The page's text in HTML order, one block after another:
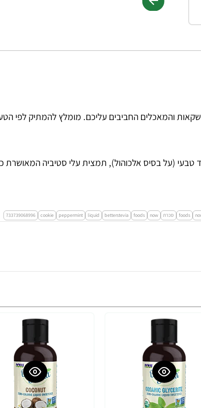
טבעי (על בסיס אלכוהול), תמצית עלי סטיביה המאושרת
foods סכרת now
foods
betterstevia
liquid
peppermint
cookie
733739068996